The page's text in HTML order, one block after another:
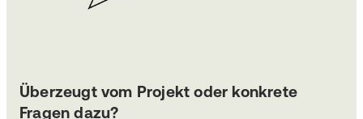
Überzeugt vom Projekt oder konkrete
Fragen dazu?